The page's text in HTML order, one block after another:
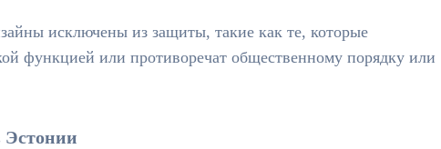
исключены из защиты, такие как те, которые
функцией или противоречат общественному порядку или
Эстонии